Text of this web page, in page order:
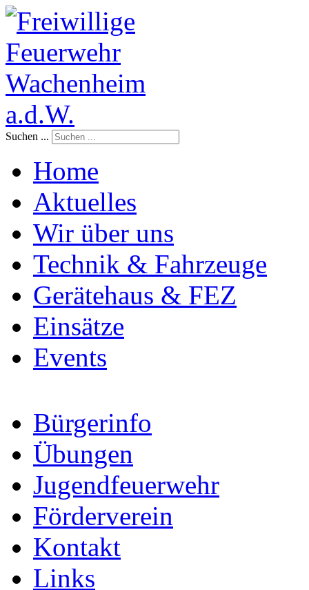
Suchen ...
Home
Aktuelles
Wir über uns
Technik & Fahrzeuge
Gerätehaus & FEZ
Einsätze
Events
Bürgerinfo
Übungen
Jugendfeuerwehr
Förderverein
Kontakt
Links